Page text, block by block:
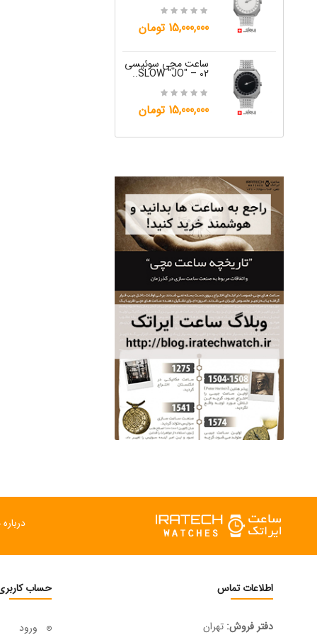
15,000,000 تومان
ساعت مچی سوئیسی
SLOW "JO" – 02..
15,000,000 تومان
درباره
اطلاعات تماس
دفتر فروش: تهران
حساب
ورود